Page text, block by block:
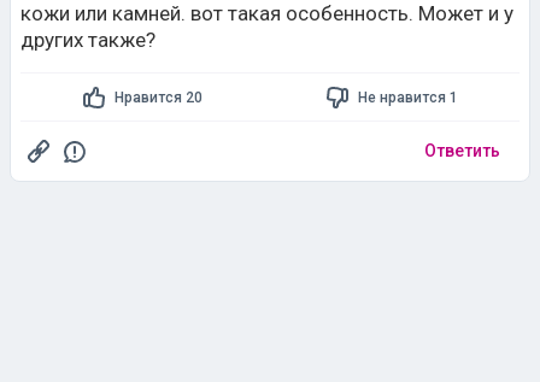
кожи или камней. вот такая особенность. Может и у
других также?
Нравится 20 Не нравится 1
Ответить